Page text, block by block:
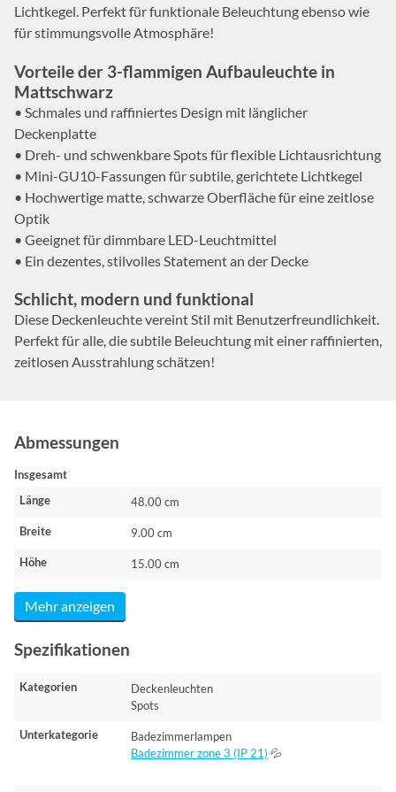
Lichtkegel. Perfekt für funktionale Beleuchtung ebenso wie
für stimmungsvolle Atmosphäre!
Vorteile der 3-flammigen Aufbauleuchte in
Mattschwarz
• Schmales und raffiniertes Design mit länglicher
Deckenplatte
• Dreh- und schwenkbare Spots für flexible Lichtausrichtung
• Mini-GU10-Fassungen für subtile, gerichtete Lichtkegel
• Hochwertige matte, schwarze Oberfläche für eine zeitlose
Optik
• Geeignet für dimmbare LED-Leuchtmittel
• Ein dezentes, stilvolles Statement an der Decke
Schlicht, modern und funktional
Diese Deckenleuchte vereint Stil mit Benutzerfreundlichkeit.
Perfekt für alle, die subtile Beleuchtung mit einer raffinierten,
zeitlosen Ausstrahlung schätzen!
Abmessungen
Insgesamt
Länge
48.00 cm
Breite 9.00 cm
Höhe 15.00 cm
Mehr anzeigen
Spezifikationen
Kategorien
Deckenleuchten
Spots
Unterkategorie
Badezimmerlampen
Badezimmer zone 3 (IP 21) 💦